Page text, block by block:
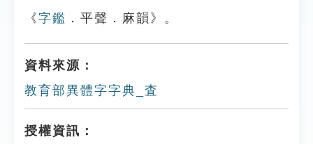
《字鑑 ．平聲．麻韻》。
資料來源：
教育部異體字字典_査
授權資訊：